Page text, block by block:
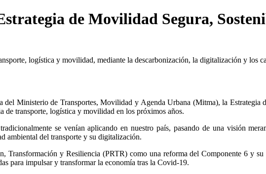
de Movilidad Segura,
logística y movilidad, mediante la descarbonización, la digitalización y los
del Ministerio de Transportes, Movilidad y Agenda Urbana (Mitma), la Estrategia
de transporte, logística y movilidad en los próximos años.
se venían aplicando en nuestro país, pasando de una visión
ambiental del transporte y su digitalización.
Transformación y Resiliencia (PRTR) como una reforma del Componente 6 y
para impulsar y transformar la economía tras la Covid-19.